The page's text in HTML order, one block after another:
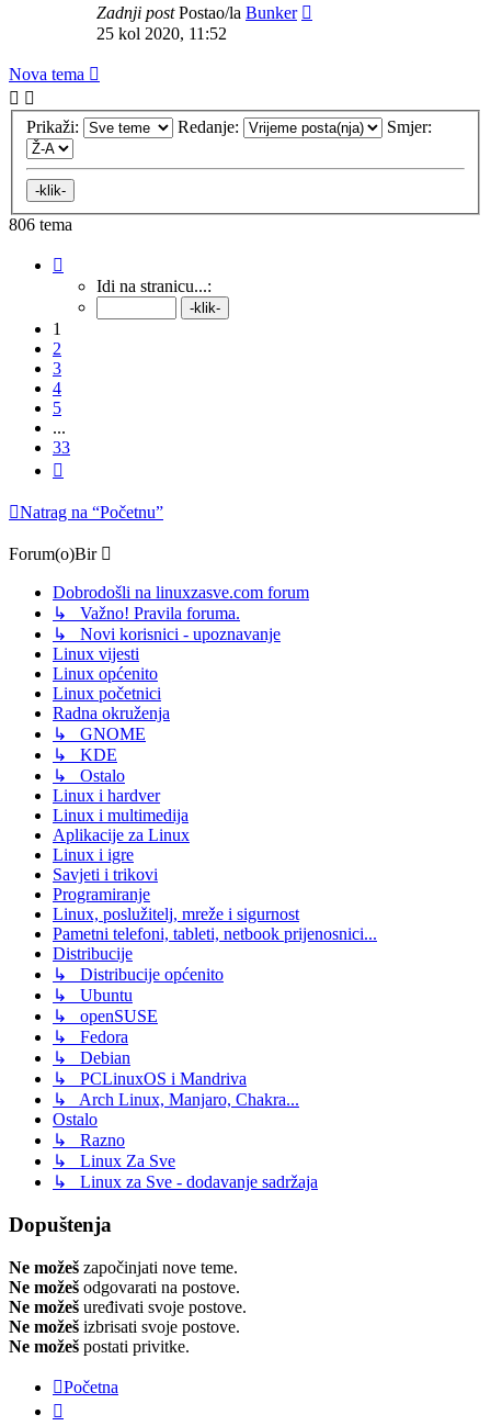
Zadnji postPostao/la Bunker
25 kol 2020, 11:52
Nova tema
Prikaži: Redanje: Smjer:
806 tema
33 .Idi na stranicu...:
1
2
3
4
5
...
33
Natrag na “Početnu”
Forum(o)Bir
Dobrodošli na linuxzasve.com forum
↳ Važno! Pravila foruma.
↳ Novi korisnici - upoznavanje
Linux vijesti
Linux općenito
Linux početnici
Radna okruženja
↳ GNOME
↳ KDE
↳ Ostalo
Linux i hardver
Linux i multimedija
Aplikacije za Linux
Linux i igre
Savjeti i trikovi
Programiranje
Linux, poslužitelj, mreže i sigurnost
Pametni telefoni, tableti, netbook prijenosnici...
Distribucije
↳ Distribucije općenito
↳ Ubuntu
↳ openSUSE
↳ Fedora
↳ Debian
↳ PCLinuxOS i Mandriva
↳ Arch Linux, Manjaro, Chakra...
Ostalo
↳ Razno
↳ Linux Za Sve
↳ Linux za Sve - dodavanje sadržaja
Dopuštenja
Ne možeš započinjati nove teme.
Ne možeš odgovarati na postove.
Ne možeš uređivati svoje postove.
Ne možeš izbrisati svoje postove.
Ne možeš postati privitke.
Početna